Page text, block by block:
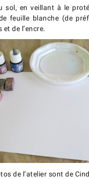
sol, en veillant à le
feuille blanche (de
et de l’encre.
de l’atelier sont de